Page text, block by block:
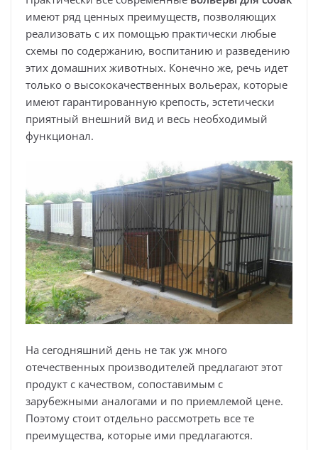
имеют ряд ценных преимуществ, позволяющих
реализовать с их помощью практически любые
схемы по содержанию, воспитанию и разведению
этих домашних животных. Конечно же, речь идет
только о высококачественных вольерах, которые
имеют гарантированную крепость, эстетически
приятный внешний вид и весь необходимый
функционал.
На сегодняшний день не так уж много
отечественных производителей предлагают этот
продукт с качеством, сопоставимым с
зарубежными аналогами и по приемлемой цене.
Поэтому стоит отдельно рассмотреть все те
преимущества, которые ими предлагаются.